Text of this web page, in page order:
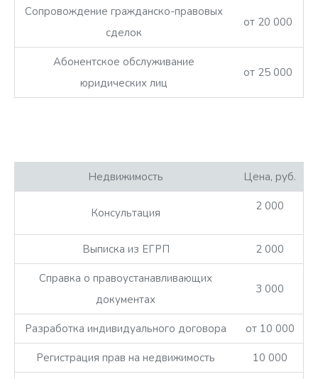
Сопровождение гражданско-правовых
сделок
от 20 000
Абонентское обслуживание
юридических лиц
от 25 000
Недвижимость Цена, руб.
Консультация 2 000
Выписка из ЕГРП 2 000
Справка о правоустанавливающих
документах
3 000
Разработка индивидуального договора от 10 000
Регистрация прав на недвижимость 10 000